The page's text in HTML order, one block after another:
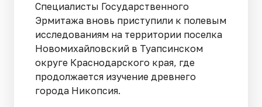
Специалисты Государственного
Эрмитажа вновь приступили к полевым
исследованиям на территории поселка
Новомихайловский в Туапсинском
округе Краснодарского края, где
продолжается изучение древнего
города Никопсия.